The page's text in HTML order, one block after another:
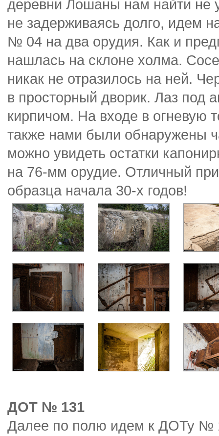
деревни Лошаны нам найти не
не задерживаясь долго, идем
№ 04 на два орудия. Как и
нашлась на склоне холма.
никак не отразилось на ней.
в просторный дворик. Лаз под
кирпичом. На входе в огневую
также нами были обнаружены
можно увидеть остатки
на 76-мм орудие. Отличный
образца начала 30-х годов!
ДОТ № 131
Далее по полю идем к ДОТу №